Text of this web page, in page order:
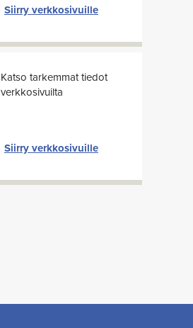
Siirry verkkosivuille
Katso tarkemmat tiedot
verkkosivuilta
Siirry verkkosivuille